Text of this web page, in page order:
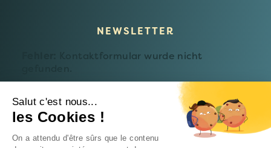
NEWSLETTER
Kontaktformular wurde nicht
Datenschutzerklärung
Salut c'est nous...
les Cookies !
On a attendu d'être sûrs que le contenu